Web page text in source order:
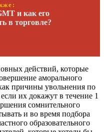
и как его
в торговле?
действий, которые
аморального
причины увольнения по
их докажут в течение 1
сомнительного
и во время подбора
образовательного